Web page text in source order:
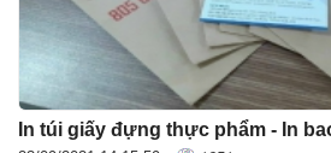
In túi giấy đựng thực phẩm - In